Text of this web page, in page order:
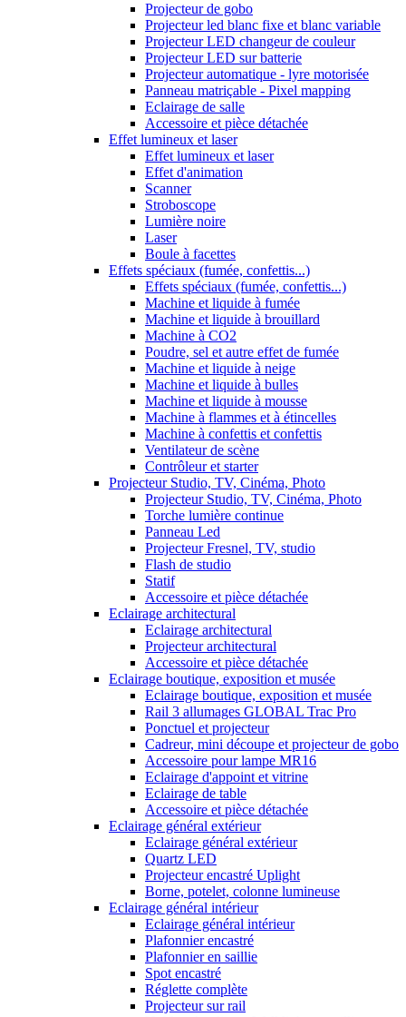
Projecteur de gobo
Projecteur led blanc fixe et blanc variable
Projecteur LED changeur de couleur
Projecteur LED sur batterie
Projecteur automatique - lyre motorisée
Panneau matriçable - Pixel mapping
Eclairage de salle
Accessoire et pièce détachée
Effet lumineux et laser
Effet lumineux et laser
Effet d'animation
Scanner
Stroboscope
Lumière noire
Laser
Boule à facettes
Effets spéciaux (fumée, confettis...)
Effets spéciaux (fumée, confettis...)
Machine et liquide à fumée
Machine et liquide à brouillard
Machine à CO2
Poudre, sel et autre effet de fumée
Machine et liquide à neige
Machine et liquide à bulles
Machine et liquide à mousse
Machine à flammes et à étincelles
Machine à confettis et confettis
Ventilateur de scène
Contrôleur et starter
Projecteur Studio, TV, Cinéma, Photo
Projecteur Studio, TV, Cinéma, Photo
Torche lumière continue
Panneau Led
Projecteur Fresnel, TV, studio
Flash de studio
Statif
Accessoire et pièce détachée
Eclairage architectural
Eclairage architectural
Projecteur architectural
Accessoire et pièce détachée
Eclairage boutique, exposition et musée
Eclairage boutique, exposition et musée
Rail 3 allumages GLOBAL Trac Pro
Ponctuel et projecteur
Cadreur, mini découpe et projecteur de gobo
Accessoire pour lampe MR16
Eclairage d'appoint et vitrine
Eclairage de table
Accessoire et pièce détachée
Eclairage général extérieur
Eclairage général extérieur
Quartz LED
Projecteur encastré Uplight
Borne, potelet, colonne lumineuse
Eclairage général intérieur
Eclairage général intérieur
Plafonnier encastré
Plafonnier en saillie
Spot encastré
Réglette complète
Projecteur sur rail